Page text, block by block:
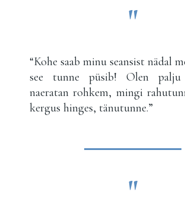
"
“Kohe saab minu seansist nädal
see tunne püsib! Olen palju
naeratan rohkem, mingi
kergus hinges, tänutunne.”
"